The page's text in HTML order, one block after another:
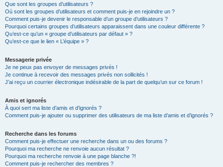
Que sont les groupes d’utilisateurs ?
Où sont les groupes d’utilisateurs et comment puis-je en rejoindre un ?
Comment puis-je devenir le responsable d’un groupe d’utilisateurs ?
Pourquoi certains groupes d’utilisateurs apparaissent dans une couleur différente ?
Qu’est-ce qu’un « groupe d’utilisateurs par défaut » ?
Qu’est-ce que le lien « L’équipe » ?
Messagerie privée
Je ne peux pas envoyer de messages privés !
Je continue à recevoir des messages privés non sollicités !
J’ai reçu un courrier électronique indésirable de la part de quelqu’un sur ce forum !
Amis et ignorés
À quoi sert ma liste d’amis et d’ignorés ?
Comment puis-je ajouter ou supprimer des utilisateurs de ma liste d’amis et d’ignorés ?
Recherche dans les forums
Comment puis-je effectuer une recherche dans un ou des forums ?
Pourquoi ma recherche ne renvoie aucun résultat ?
Pourquoi ma recherche renvoie à une page blanche ?!
Comment puis-je rechercher des membres ?